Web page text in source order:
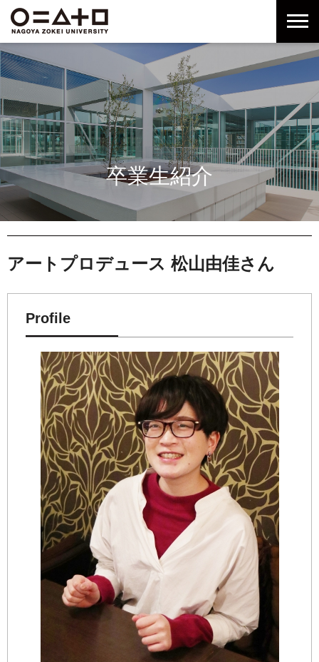
ー
バ
ル
ナ
ビ
ゲ
ー
シ
ョ
へ
へ
カ
ル
ナ
ビ
ゲ
ー
シ
ョ
ン
タ
ー
へ
卒業生紹介
アートプロデュース 松山由佳さん
Profile